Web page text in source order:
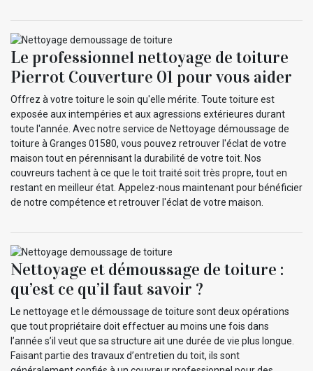
Le professionnel nettoyage de toiture
Pierrot Couverture 01 pour vous aider
Offrez à votre toiture le soin qu'elle mérite. Toute toiture est
exposée aux intempéries et aux agressions extérieures durant
toute l'année. Avec notre service de Nettoyage démoussage de
toiture à Granges 01580, vous pouvez retrouver l'éclat de votre
maison tout en pérennisant la durabilité de votre toit. Nos
couvreurs tachent à ce que le toit traité soit très propre, tout en
restant en meilleur état. Appelez-nous maintenant pour bénéficier
de notre compétence et retrouver l'éclat de votre maison.
Nettoyage et démoussage de toiture :
qu’est ce qu’il faut savoir ?
Le nettoyage et le démoussage de toiture sont deux opérations
que tout propriétaire doit effectuer au moins une fois dans
l’année s’il veut que sa structure ait une durée de vie plus longue.
Faisant partie des travaux d’entretien du toit, ils sont